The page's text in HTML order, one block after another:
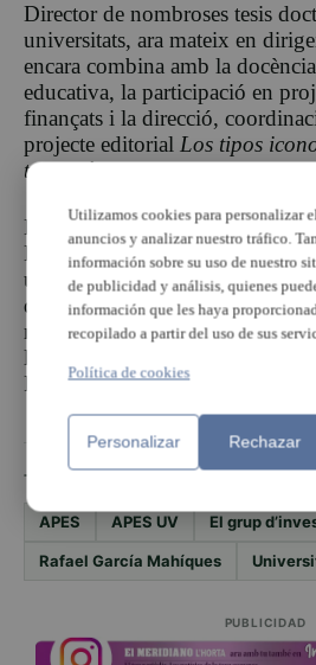
Director de nombroses tesis
universitats, ara mateix en
encara combina amb la
educativa, la participació en
finançats i la direcció,
projecte editorial Los tipos
tradición cristiana(UV-
El professor Rafael García
Dr. Santiago Sebastián López-
universitat els darrers 35 anys
docent, investigador i gestor
manté estrets vincles amb
llatinoamericanes, com la de
Piura (Perú).
TEMAS
APES APES UV El grup
Rafael García Mahíques
PUBLICIDAD
Utilizamos cookies para personalizar
anuncios y analizar nuestro tráfico.
información sobre su uso de nuestro
de publicidad y análisis, quienes
información que les haya
recopilado a partir del uso de sus
Política de cookies
Personalizar Rechazar